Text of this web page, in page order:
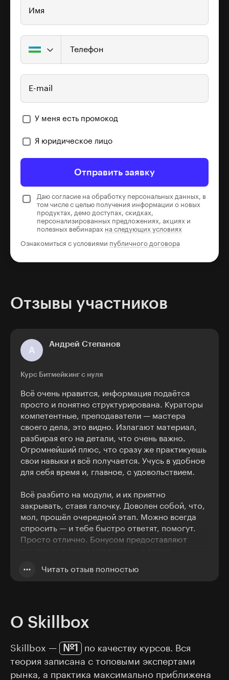
Имя
Телефон
E-mail
У меня есть промокод
Я юридическое лицо
Отправить заявку
Даю согласие на обработку персональных данных, в
том числе с целью получения информации о новых
продуктах, демо доступах, скидках,
персонализированных предложениях, акциях и
полезных вебинарах на следующих условиях
Ознакомиться с условиями публичного договора
Отзывы участников
А
Андрей Степанов
Курс Битмейкинг с нуля
Всё очень нравится, информация подаётся
просто и понятно структурирована. Кураторы
компетентные, преподаватели — мастера
своего дела, это видно. Излагают материал,
разбирая его на детали, что очень важно.
Огромнейший плюс, что сразу же практикуешь
свои навыки и всё получается. Учусь в удобное
для себя время и, главное, с удовольствием.
Всё разбито на модули, и их приятно
закрывать, ставя галочку. Доволен собой, что,
мол, прошёл очередной этап. Можно всегда
спросить — и тебе быстро ответят, помогут.
Просто отлично. Бонусом предоставляют
приходится самому их искать. Благодарю вас
Читать отзыв полностью
О Skillbox
Skillbox — №1
по качеству курсов. Вся
теория записана с топовыми экспертами
рынка, а практика максимально приближена